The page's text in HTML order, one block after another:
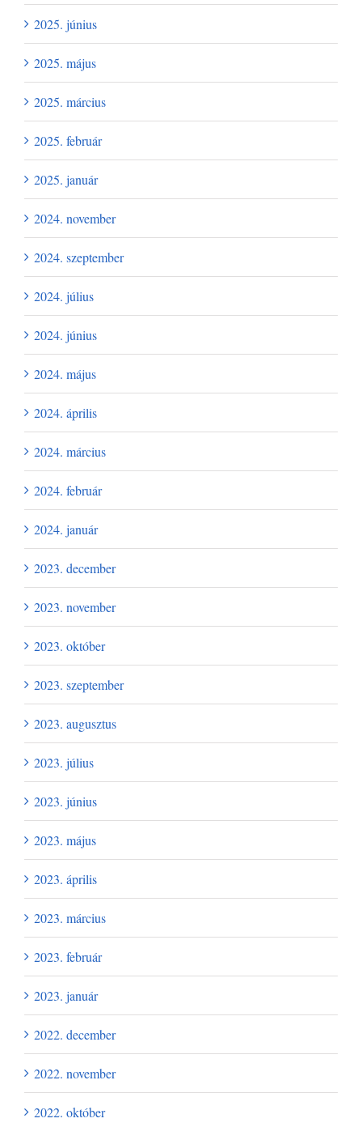
2025. június
2025. május
2025. március
2025. február
2025. január
2024. november
2024. szeptember
2024. július
2024. június
2024. május
2024. április
2024. március
2024. február
2024. január
2023. december
2023. november
2023. október
2023. szeptember
2023. augusztus
2023. július
2023. június
2023. május
2023. április
2023. március
2023. február
2023. január
2022. december
2022. november
2022. október